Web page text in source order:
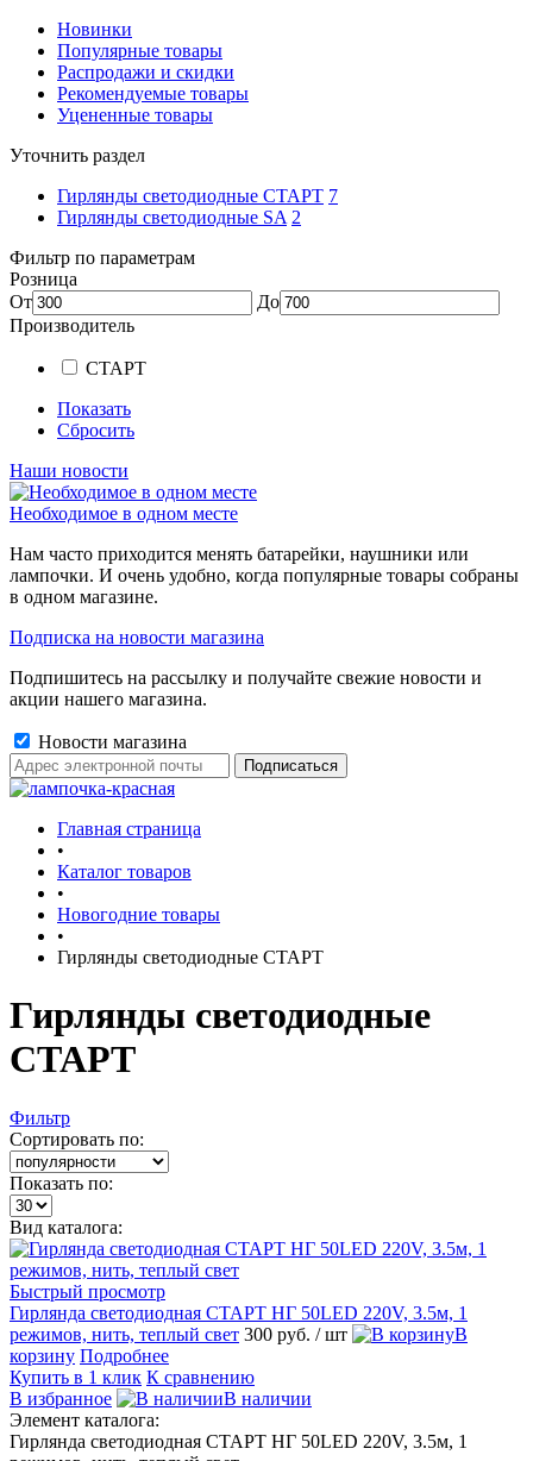
Новинки
Популярные товары
Распродажи и скидки
Рекомендуемые товары
Уцененные товары
Уточнить раздел
Гирлянды светодиодные CТАРТ 7
Гирлянды светодиодные SA 2
Фильтр по параметрам
Розница
От
До
Производитель
СТАРТ
Показать
Сбросить
Наши новости
Необходимое в одном месте
Нам часто приходится менять батарейки, наушники или
лампочки. И очень удобно, когда популярные товары собраны
в одном магазине.
Подписка на новости магазина
Подпишитесь на рассылку и получайте свежие новости и
акции нашего магазина.
Новости магазина
Главная страница
•
Каталог товаров
•
Новогодние товары
•
Гирлянды светодиодные CТАРТ
Гирлянды светодиодные
CТАРТ
Фильтр
Сортировать по:
Показать по:
Вид каталога:
Быстрый просмотр
Гирлянда светодиодная СТАРТ НГ 50LED 220V, 3.5м, 1
режимов, нить, теплый свет 300 руб. / шт
В
корзину Подробнее
Купить в 1 клик К сравнению
В избранное
В наличии
Элемент каталога:
Гирлянда светодиодная СТАРТ НГ 50LED 220V, 3.5м, 1